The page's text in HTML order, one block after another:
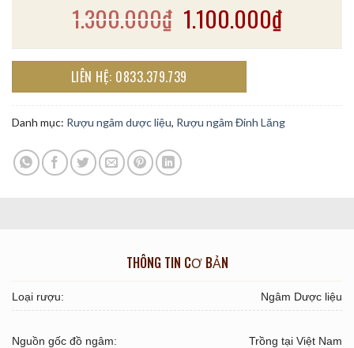
1.300.000₫ 1.100.000₫
LIÊN HỆ: 0833.379.739
Danh mục: Rượu ngâm dược liệu, Rượu ngâm Đinh Lăng
THÔNG TIN CƠ BẢN
Loại rượu: Ngâm Dược liệu
Nguồn gốc đồ ngâm: Trồng tại Việt Nam